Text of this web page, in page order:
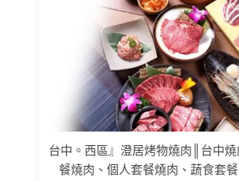
台中。西區』澄居烤物燒肉║台中
餐燒肉、個人套餐燒肉、蔬食套